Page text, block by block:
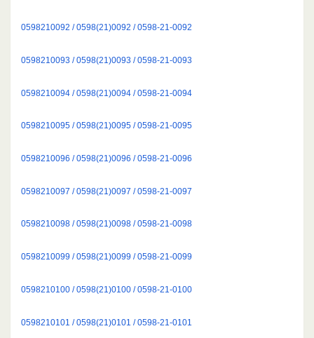
0598210092 / 0598(21)0092 / 0598-21-0092
0598210093 / 0598(21)0093 / 0598-21-0093
0598210094 / 0598(21)0094 / 0598-21-0094
0598210095 / 0598(21)0095 / 0598-21-0095
0598210096 / 0598(21)0096 / 0598-21-0096
0598210097 / 0598(21)0097 / 0598-21-0097
0598210098 / 0598(21)0098 / 0598-21-0098
0598210099 / 0598(21)0099 / 0598-21-0099
0598210100 / 0598(21)0100 / 0598-21-0100
0598210101 / 0598(21)0101 / 0598-21-0101